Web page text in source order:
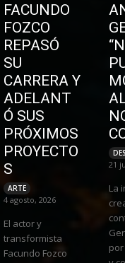
FACUNDO
FOZCO
REPASÓ
SU
CARRERA Y
ADELANT
Ó SUS
PRÓXIMOS
PROYECTO
S
ARTE
4 agosto, 2026
El actor y
transformista
Facundo Fozco
21
La